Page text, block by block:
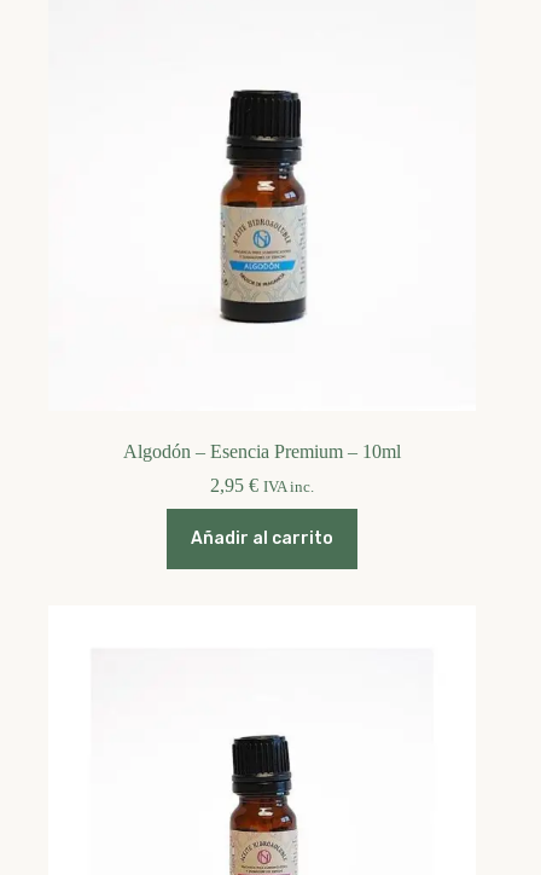
Algodón – Esencia Premium – 10ml
2,95€ IVA inc.
Añadir al carrito